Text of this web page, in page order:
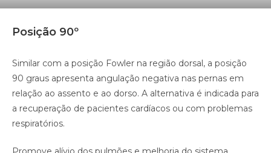
Posição 90º
Similar com a posição Fowler na região dorsal, a posição
90 graus apresenta angulação negativa nas pernas em
relação ao assento e ao dorso. A alternativa é indicada para
a recuperação de pacientes cardíacos ou com problemas
respiratórios.